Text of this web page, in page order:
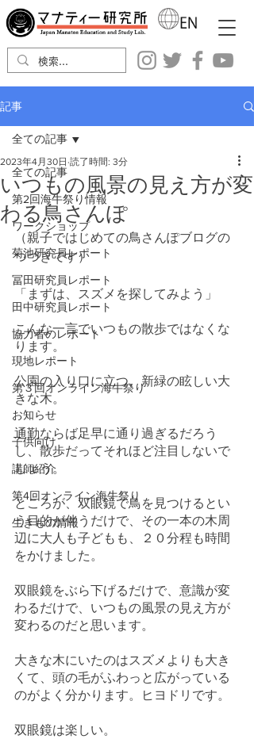
記事
全ての記事
第2回海牛祭り情報
ワークショップ
菊池研究員レポート
冨田研究員レポート
田中研究員レポート
協力者のレポート
現地レポート
第３回オンライン海牛祭り
お知らせ
子供向け
講師紹介
第4回オンライン海牛祭り
生きもの情報
全ての記事
いつもの風景の見え方が変
わる鳥さんぽ
2023年4月30日 読了時間: 3分
（親子ではじめての鳥さんぽブログの
つづきです）
「まずは、スズメを探してみよう」
こんな一言でいつもの散歩ではなくな
ります。
公園の入り口に立つ、新緑の眩しい大
きな木。
通勤ならば足早に通り過ぎるだろう
し、散歩だってそれほど注目しないで
しょう。
ところが、双眼鏡で鳥を見つけるとい
う目的が伴うだけで、その一本の木周
辺に大人も子どもも、２０分程も時間
をかけました。
双眼鏡をぶら下げるだけで、意識が変
わるだけで、いつもの風景の見え方が
変わるのだと思います。
大きな木にいたのはスズメよりも大き
くて、頭の毛がふわっと広がっている
のがよく分かります。ヒヨドリです。
双眼鏡は楽しい。